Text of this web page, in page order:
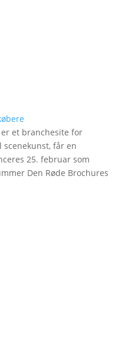
et branchesite for
får en
25. februar som
Den Røde Brochures